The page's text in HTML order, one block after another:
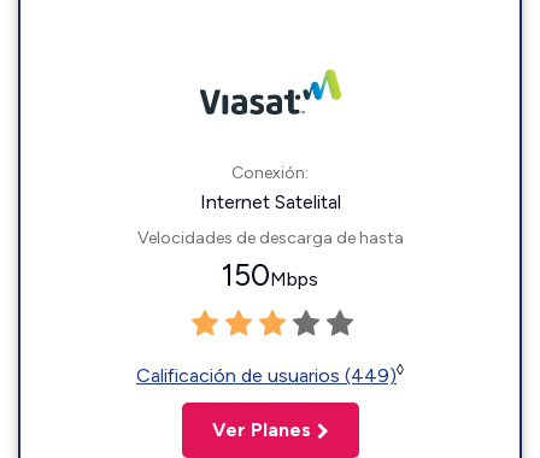
Conexión:
Internet Satelital
Velocidades de descarga de hasta
150Mbps
Calificación de usuarios (449)◊
Ver Planes